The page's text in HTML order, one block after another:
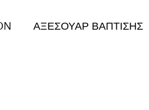
ΑΞΕΣΟΥΑΡ ΒΑΠΤΙΣΗΣ